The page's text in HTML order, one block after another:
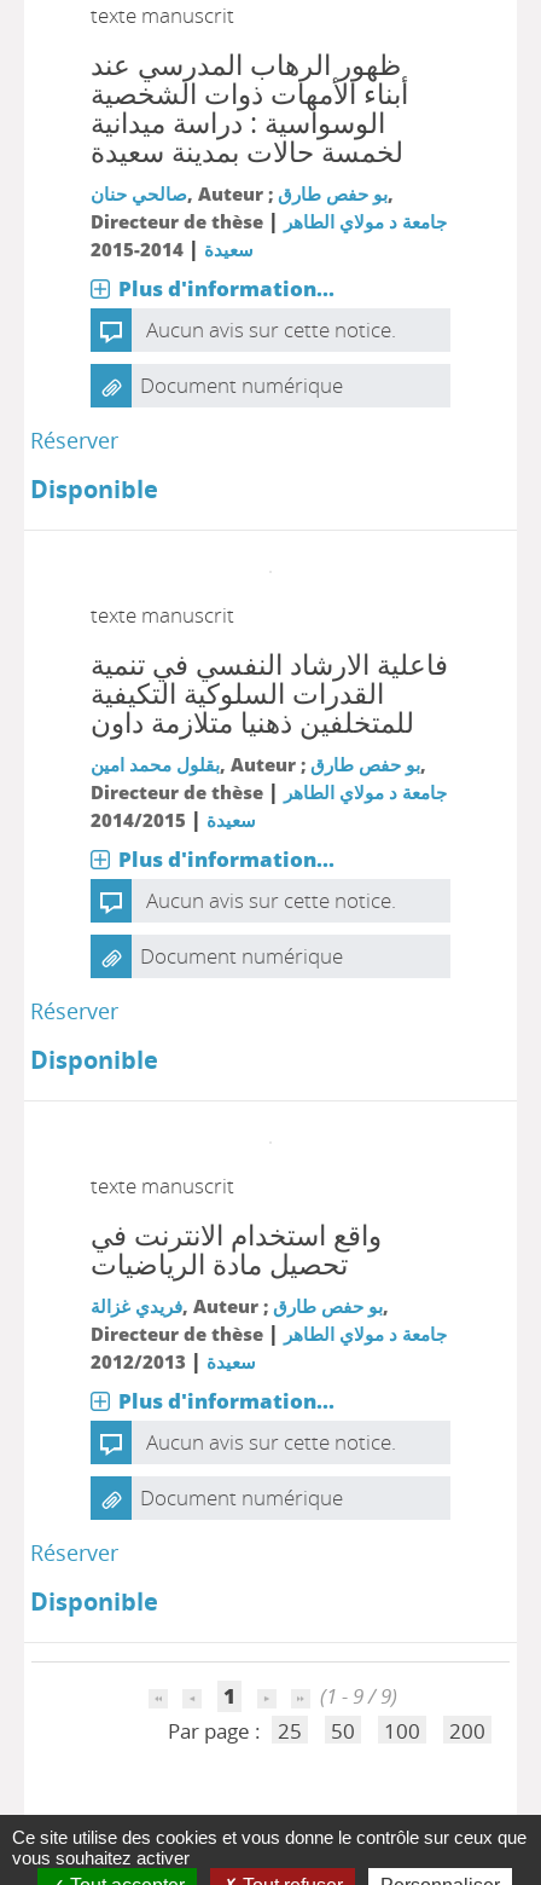
texte manuscrit
ظهور الرهاب المدرسي عند
أبناء الأمهات ذوات الشخصية
الوسواسية : دراسة ميدانية
لخمسة حالات بمدينة سعيدة
صالحي حنان, Auteur ; بو حفص طارق,
Directeur de thèse | جامعة د مولاي الطاهر
سعيدة |
2014-2015
Plus d'information...
Aucun avis sur cette notice.
Document numérique
Réserver
Disponible
texte manuscrit
فاعلية الارشاد النفسي في تنمية
القدرات السلوكية التكيفية
للمتخلفين ذهنيا متلازمة داون
بقلول محمد امين, Auteur ; بو حفص طارق,
Directeur de thèse | جامعة د مولاي الطاهر
سعيدة |
2014/2015
Plus d'information...
Aucun avis sur cette notice.
Document numérique
Réserver
Disponible
texte manuscrit
واقع استخدام الانترنت في
تحصيل مادة الرياضيات
فريدي غزالة, Auteur ; بو حفص طارق,
Directeur de thèse | جامعة د مولاي الطاهر
سعيدة |
2012/2013
Plus d'information...
Aucun avis sur cette notice.
Document numérique
Réserver
Disponible
1
(1 - 9 / 9)
Par page :
25 50 100 200
Ce site utilise des cookies et vous donne le contrôle sur ceux que
vous souhaitez activer